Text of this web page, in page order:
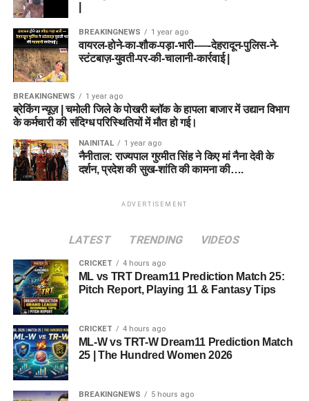
BREAKINGNEWS 1 year ago
वायरल-होने-का-शौक-पड़ा-भारी-—-देहरादून-पुलिस-ने-
स्टंटबाज़-युवती-पर-की-चालानी-कार्रवाई |
BREAKINGNEWS 1 year ago
ब्रेकिंग न्यूज़ | चमोली जिले के पोखरी ब्लॉक के हापला बाजार में उद्यान विभाग
के कर्मचारी की संदिग्ध परिस्थितियों में मौत हो गई।
NAINITAL 1 year ago
नैनीताल: राज्यपाल गुरमीत सिंह ने किए मां नैना देवी के
दर्शन, प्रदेश की सुख-शांति की कामना की….
ADVERTISEMENT
LATEST TRENDING VIDEOS
CRICKET 4 hours ago
ML vs TRT Dream11 Prediction Match 25:
Pitch Report, Playing 11 & Fantasy Tips
CRICKET 4 hours ago
ML-W vs TRT-W Dream11 Prediction Match
25 | The Hundred Women 2026
BREAKINGNEWS 5 hours ago